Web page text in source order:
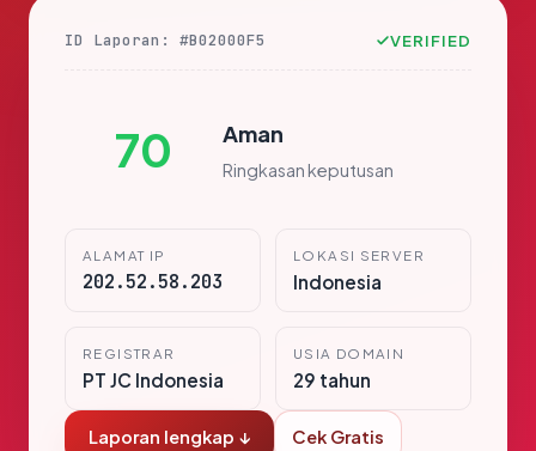
ID Laporan: #B02000F5 VERIFIED
70 Aman
Ringkasan keputusan
ALAMAT IP
202.52.58.203
LOKASI SERVER
Indonesia
REGISTRAR
PT JC Indonesia
USIA DOMAIN
29 tahun
Laporan lengkap ↓ Cek Gratis